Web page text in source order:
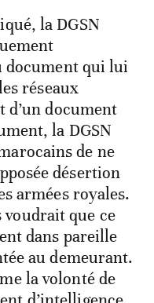
la DGSN
document qui lui
réseaux
d’un document
la DGSN
de ne
désertion
armées royales.
que ce
dans pareille
au demeurant.
la volonté de